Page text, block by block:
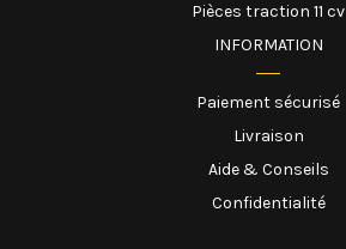
Pièces traction 11 cv
INFORMATION
Paiement sécurisé
Livraison
Aide & Conseils
Confidentialité